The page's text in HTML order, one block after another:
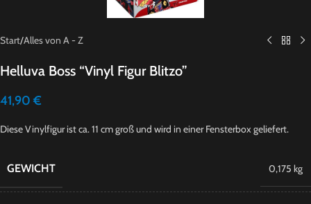
Start/Alles von A - Z
Helluva Boss “Vinyl Figur Blitzo”
41,90 €
Diese Vinylfigur ist ca. 11 cm groß und wird in einer Fensterbox geliefert.
GEWICHT 0,175 kg